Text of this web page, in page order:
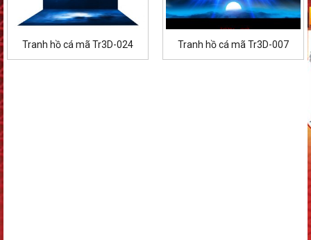
Tranh hồ cá mã Tr3D-024 Tranh hồ cá mã Tr3D-007